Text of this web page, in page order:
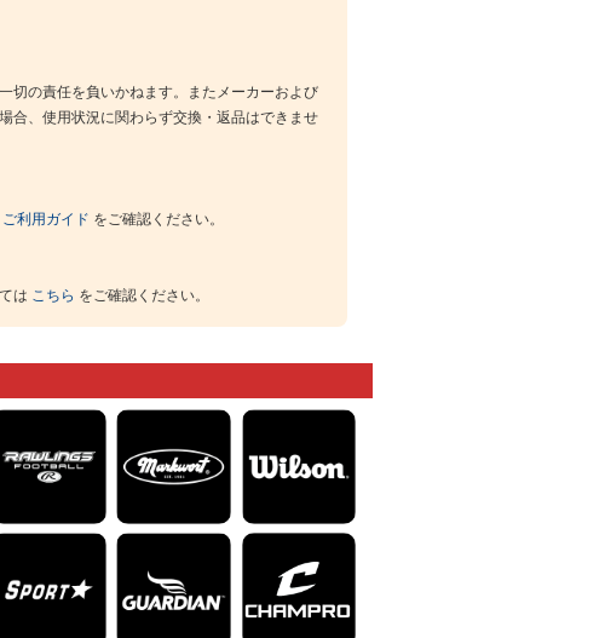
切の責任を負いかねます。またメーカーおよび
合、使用状況に関わらず交換・返品はできませ
ご利用ガイド をご確認ください。
は こちら をご確認ください。